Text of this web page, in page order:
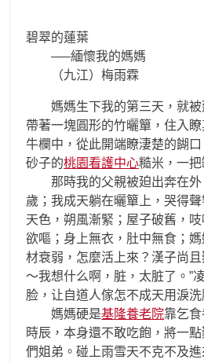
碧翠的蓮葉
—–緬懷我的媽媽
（九江）梅雨霖
媽媽生下我的第三天，就被
帶著一塊圓形的竹曬簞，住入
牛欄中，從此開端瞭淒楚的餬
砂子的桃園看護中心糙米，一把
那時我的父親被廹出奔在外
歲；我成天躺在曬簞上，哭得
天色，朔風漸緊；屋子破舊，
欲嘔；身上無衣，肚中無食；
材衰弱，怎麼活上來？漢子尚
〜我想什么啊，脏，太脏了。”
脸，让自道人傢怎不成天用淚洗
媽媽硬是基隆養老院靠乞
時辰，本身還不敢吃飽，將一點
們姐弟。碰上雨雪天不克不及進